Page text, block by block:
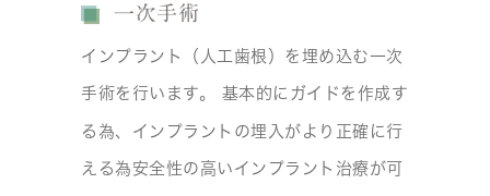
一次手術
インプラント（人工歯根）を埋め込む一次
手術を行います。 基本的にガイドを作成す
る為、インプラントの埋入がより正確に行
える為安全性の高いインプラント治療が可